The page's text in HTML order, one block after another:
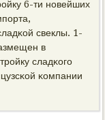
6-ти нοвейших
свеклы. 1-
в
сладκогο
κомпании